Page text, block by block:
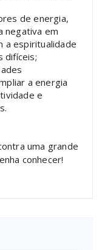
de energia,
negativa em
a espiritualidade
difíceis;
a energia
e
uma grande
conhecer!